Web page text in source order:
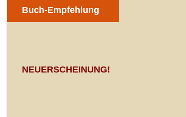
Buch-Empfehlung
NEUERSCHEINUNG!